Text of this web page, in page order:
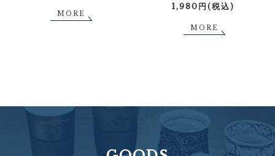
MORE
1,980円(税込)
MORE